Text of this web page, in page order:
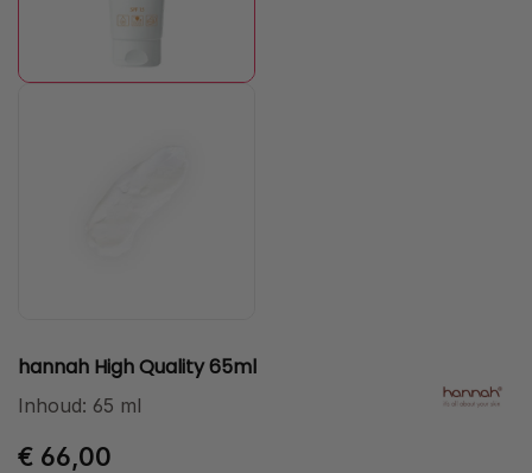
hannah High Quality 65ml
Inhoud: 65 ml
€ 66,00